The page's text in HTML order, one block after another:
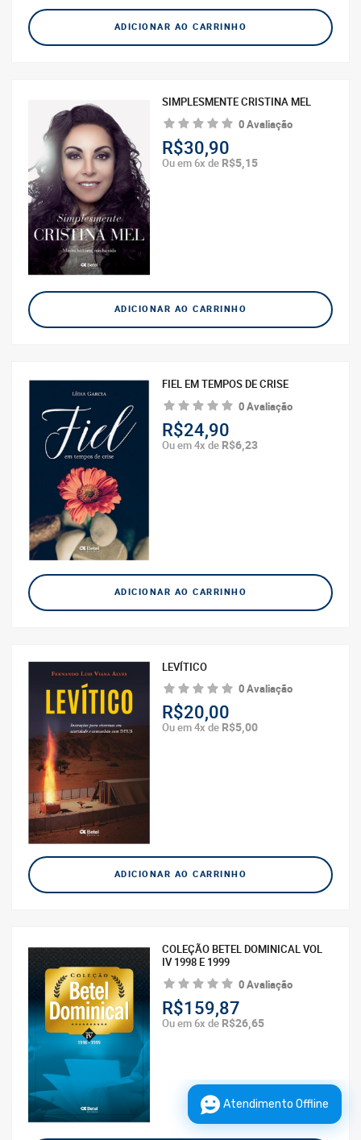
ADICIONAR AO CARRINHO
SIMPLESMENTE CRISTINA MEL
0 Avaliação
R$30,90
Ou em 6x de R$5,15
ADICIONAR AO CARRINHO
FIEL EM TEMPOS DE CRISE
0 Avaliação
R$24,90
Ou em 4x de R$6,23
ADICIONAR AO CARRINHO
LEVÍTICO
0 Avaliação
R$20,00
Ou em 4x de R$5,00
ADICIONAR AO CARRINHO
COLEÇÃO BETEL DOMINICAL VOL
IV 1998 E 1999
0 Avaliação
R$159,87
Ou em 6x de R$26,65